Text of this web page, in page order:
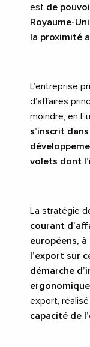
est de
Royaume-
la proximité
L’entreprise
d’affaires
moindre, en
s’inscrit
volets dont
La stratégie
courant
européens,
l’export sur
démarche
export,
capacité de